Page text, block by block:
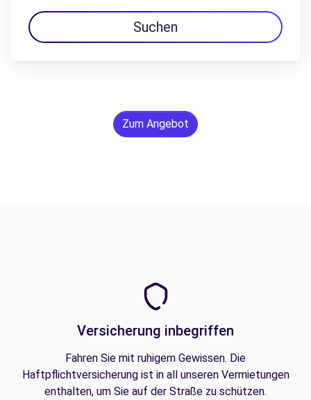
Suchen
Zum Angebot
Versicherung inbegriffen
Fahren Sie mit ruhigem Gewissen. Die
Haftpflichtversicherung ist in all unseren Vermietungen
enthalten, um Sie auf der Straße zu schützen.